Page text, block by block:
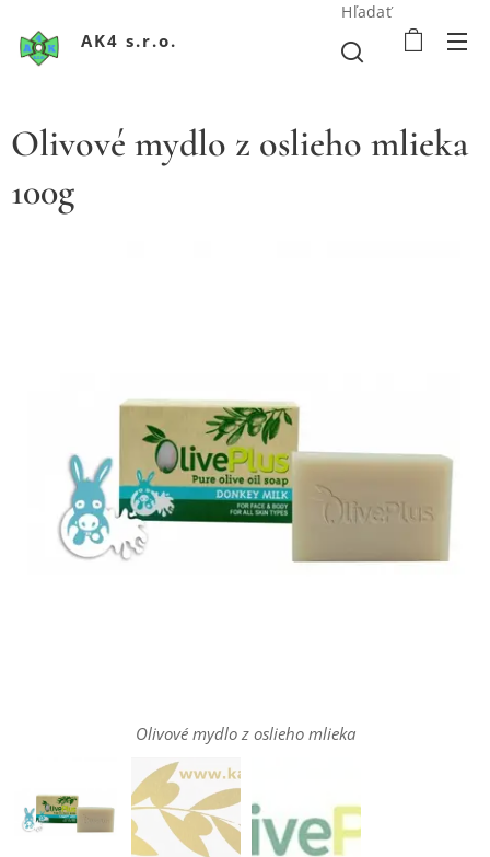
AK4 s.r.o.
Hľadať
Olivové mydlo z oslieho mlieka
100g
Olivové mydlo z oslieho mlieka
Olivové mydlo z oslieho mlieka